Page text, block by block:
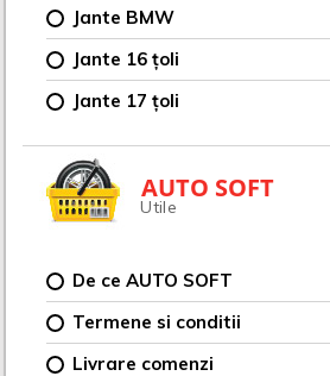
Jante BMW
Jante 16 țoli
Jante 17 țoli
AUTO SOFT
Utile
De ce AUTO SOFT
Termene si conditii
Livrare comenzi